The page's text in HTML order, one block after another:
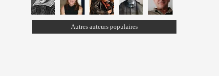
Autres auteurs populaires